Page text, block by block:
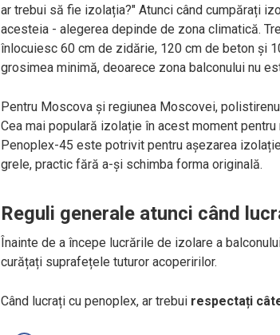
ar trebui să fie izolația?" Atunci când cumpărați
acesteia - alegerea depinde de zona climatică.
înlocuiesc 60 cm de zidărie, 120 cm de beton și
grosimea minimă, deoarece zona balconului nu
Pentru Moscova și regiunea Moscovei,
Cea mai populară izolație în acest moment
Penoplex-45 este potrivit pentru așezarea
grele, practic fără a-și schimba forma originală.
Reguli generale atunci când
Înainte de a începe lucrările de izolare a
curățați suprafețele tuturor acoperirilor.
Când lucrați cu penoplex, ar trebui respectați